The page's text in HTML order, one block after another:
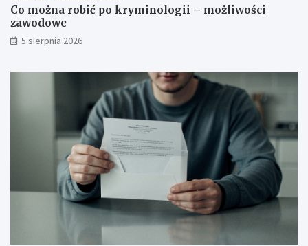
Co można robić po kryminologii – możliwości
zawodowe
5 sierpnia 2026